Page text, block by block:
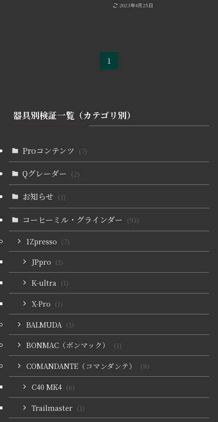
2023年4月25日
1
器具別検証一覧（カテゴリ別）
Proコンテンツ (7)
Qグレーダー (2)
お知らせ (1)
コーヒーミル・グラインダー (93)
1Zpresso (7)
JPpro (1)
K-ultra (1)
X-Pro (1)
BALMUDA (1)
BONMAC（ボンマック） (1)
COMANDANTE（コマンダンテ） (8)
C40 MK4 (6)
Trailmaster (1)